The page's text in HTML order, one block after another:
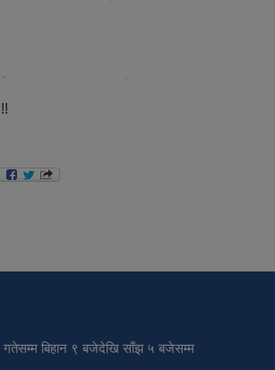
गतेसम्म बिहान ९ बजेदेखि साँझ ५ बजेसम्म